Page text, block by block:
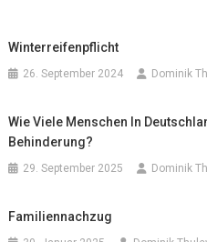
Winterreifenpflicht
26. September 2024 Dominik
Wie Viele Menschen In
Behinderung?
29. September 2025 Dominik
Familiennachzug